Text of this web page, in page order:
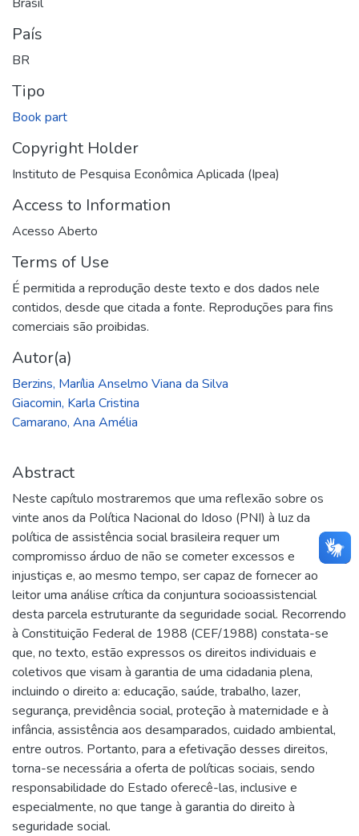
País
BR
Tipo
Book part
Copyright Holder
Instituto de Pesquisa Econômica Aplicada (Ipea)
Access to Information
Acesso Aberto
Terms of Use
É permitida a reprodução deste texto e dos dados nele
contidos, desde que citada a fonte. Reproduções para fins
comerciais são proibidas.
Autor(a)
Berzins, Marília Anselmo Viana da Silva
Giacomin, Karla Cristina
Camarano, Ana Amélia
Abstract
Neste capítulo mostraremos que uma reflexão sobre os
vinte anos da Política Nacional do Idoso (PNI) à luz da
política de assistência social brasileira requer um
compromisso árduo de não se cometer excessos e
injustiças e, ao mesmo tempo, ser capaz de fornecer ao
leitor uma análise crítica da conjuntura socioassistencial
desta parcela estruturante da seguridade social. Recorrendo
à Constituição Federal de 1988 (CEF/1988) constata-se
que, no texto, estão expressos os direitos individuais e
coletivos que visam à garantia de uma cidadania plena,
incluindo o direito a: educação, saúde, trabalho, lazer,
segurança, previdência social, proteção à maternidade e à
infância, assistência aos desamparados, cuidado ambiental,
entre outros. Portanto, para a efetivação desses direitos,
torna-se necessária a oferta de políticas sociais, sendo
responsabilidade do Estado oferecê-las, inclusive e
especialmente, no que tange à garantia do direito à
seguridade social.